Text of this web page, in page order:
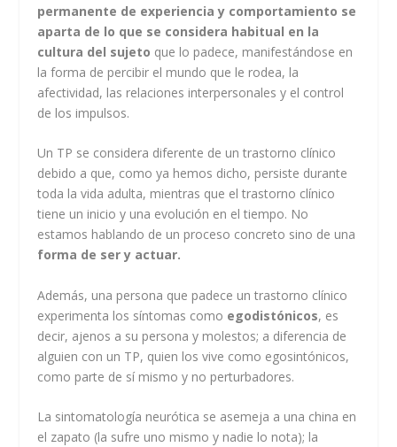
permanente de experiencia y comportamiento se
aparta de lo que se considera habitual en la
cultura del sujeto que lo padece, manifestándose en
la forma de percibir el mundo que le rodea, la
afectividad, las relaciones interpersonales y el control
de los impulsos.
Un TP se considera diferente de un trastorno clínico
debido a que, como ya hemos dicho, persiste durante
toda la vida adulta, mientras que el trastorno clínico
tiene un inicio y una evolución en el tiempo. No
estamos hablando de un proceso concreto sino de una
forma de ser y actuar.
Además, una persona que padece un trastorno clínico
experimenta los síntomas como egodistónicos, es
decir, ajenos a su persona y molestos; a diferencia de
alguien con un TP, quien los vive como egosintónicos,
como parte de sí mismo y no perturbadores.
La sintomatología neurótica se asemeja a una china en
el zapato (la sufre uno mismo y nadie lo nota); la